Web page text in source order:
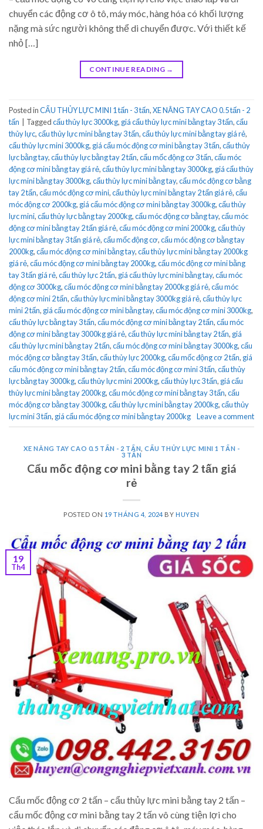
chuyển các động cơ ô tô, máy móc, hàng hóa có khối lượng
nặng mà sức người không thể di chuyển được. Với thiết kế
nhỏ […]
CONTINUE READING →
Posted inCẨU THỦY LỰC MINI 1 tấn - 3 tấn,XE NÂNG TAY CAO 0.5 tấn - 2
tấn
Taggedcẩu thủy lực 3000kg, giá cẩu thủy lực mini bằng tay 3 tấn,cẩu
thủy lực,cẩu thủy lực mini bằng tay 3 tấn,cẩu thủy lực mini bằng tay giá rẻ,
cẩu thủy lực mini 3000kg, giá cẩu móc động cơ mini bằng tay 3 tấn,cẩu thủy
lực bằng tay,cẩu thủy lực bằng tay 2 tấn,cẩu mốc động cơ 3 tấn,cẩu móc
động cơ mini bằng tay giá rẻ,cẩu thủy lực mini bằng tay 3000kg, giá cẩu thủy
lực mini bằng tay 3000kg,cẩu thủy lực mini bằng tay,cẩu móc động cơ bằng
tay 2 tấn,cẩu móc động cơ mini,cẩu thủy lực mini bằng tay 2 tấn giá rẻ,cẩu
móc động cơ 2000kg, giá cẩu móc động cơ mini bằng tay 3000kg,cẩu thủy
lực mini,cẩu thủy lực bằng tay 2000kg,cẩu móc động cơ bằng tay,cẩu móc
động cơ mini bằng tay 2 tấn giá rẻ,cẩu móc động cơ mini 2000kg,cẩu thủy
lực mini bằng tay 3 tấn giá rẻ,cẩu mốc động cơ,cẩu móc động cơ bằng tay
2000kg,cẩu móc động cơ mini bằng tay,cẩu thủy lực mini bằng tay 2000kg
giá rẻ,cẩu móc động cơ mini bằng tay 2000kg,cẩu móc động cơ mini bằng
tay 3 tấn giá rẻ,cẩu thủy lực 2 tấn, giá cẩu thủy lực mini bằng tay,cẩu móc
động cơ 3000kg,cẩu móc động cơ mini bằng tay 2000kg giá rẻ,cẩu móc
động cơ mini 2 tấn,cẩu thủy lực mini bằng tay 3000kg giá rẻ,cẩu thủy lực
mini 2 tấn, giá cẩu móc động cơ mini bằng tay,cẩu móc động cơ mini 3000kg,
cẩu thủy lực bằng tay 3 tấn,cẩu móc động cơ mini bằng tay 2 tấn,cẩu móc
động cơ mini bằng tay 3000kg giá rẻ,cẩu thủy lực mini bằng tay 2 tấn, giá
cẩu thủy lực mini bằng tay 2 tấn,cẩu móc động cơ mini bằng tay 3000kg,cẩu
móc động cơ bằng tay 3 tấn,cẩu thủy lực 2000kg,cẩu mốc động cơ 2 tấn, giá
cẩu móc động cơ mini bằng tay 2 tấn,cẩu móc động cơ mini 3 tấn,cẩu thủy
lực bằng tay 3000kg,cẩu thủy lực mini 2000kg,cẩu thủy lực 3 tấn, giá cẩu
thủy lực mini bằng tay 2000kg,cẩu móc động cơ mini bằng tay 3 tấn,cẩu
móc động cơ bằng tay 3000kg,cẩu thủy lực mini bằng tay 2000kg,cẩu thủy
lực mini 3 tấn, giá cẩu móc động cơ mini bằng tay 2000kg Leave a comment
XE NÂNG TAY CAO 0.5 TẤN - 2 TẤN ,CẨU THỦY LỰC MINI 1 TẤN -
3 TẤN
Cẩu mốc động cơ mini bằng tay 2 tấn giá
rẻ
POSTED ON 19 THÁNG 4, 2024 BY HUYEN
19
Th4
Cẩu mốc động cơ 2 tấn – cẩu thủy lực mini bằng tay 2 tấn –
cẩu mốc động cơ mini bằng tay 2 tấn vô cùng tiện lợi cho